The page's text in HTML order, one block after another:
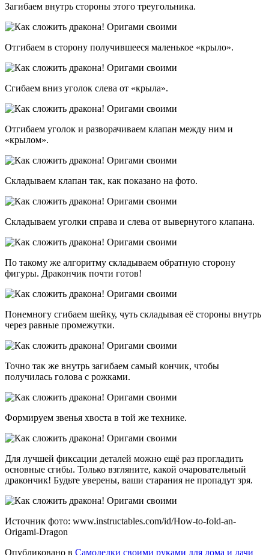
Загибаем внутрь стороны этого треугольника.
Отгибаем в сторону получившееся маленькое «крыло».
Сгибаем вниз уголок слева от «крыла».
Отгибаем уголок и разворачиваем клапан между ним и
«крылом».
Складываем клапан так, как показано на фото.
Складываем уголки справа и слева от вывернутого клапана.
По такому же алгоритму складываем обратную сторону
фигуры. Дракончик почти готов!
Понемногу сгибаем шейку, чуть складывая её стороны внутрь
через равные промежутки.
Точно так же внутрь загибаем самый кончик, чтобы
получилась голова с рожками.
Формируем звенья хвоста в той же технике.
Для лучшей фиксации деталей можно ещё раз прогладить
основные сгибы. Только взгляните, какой очаровательный
дракончик! Будьте уверены, ваши старания не пропадут зря.
Источник фото: www.instructables.com/id/How-to-fold-an-
Origami-Dragon
Опубликовано в Самоделки своими руками для дома и дачи